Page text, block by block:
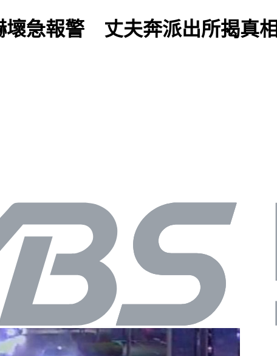
壞急報警 丈夫奔派出所揭真相